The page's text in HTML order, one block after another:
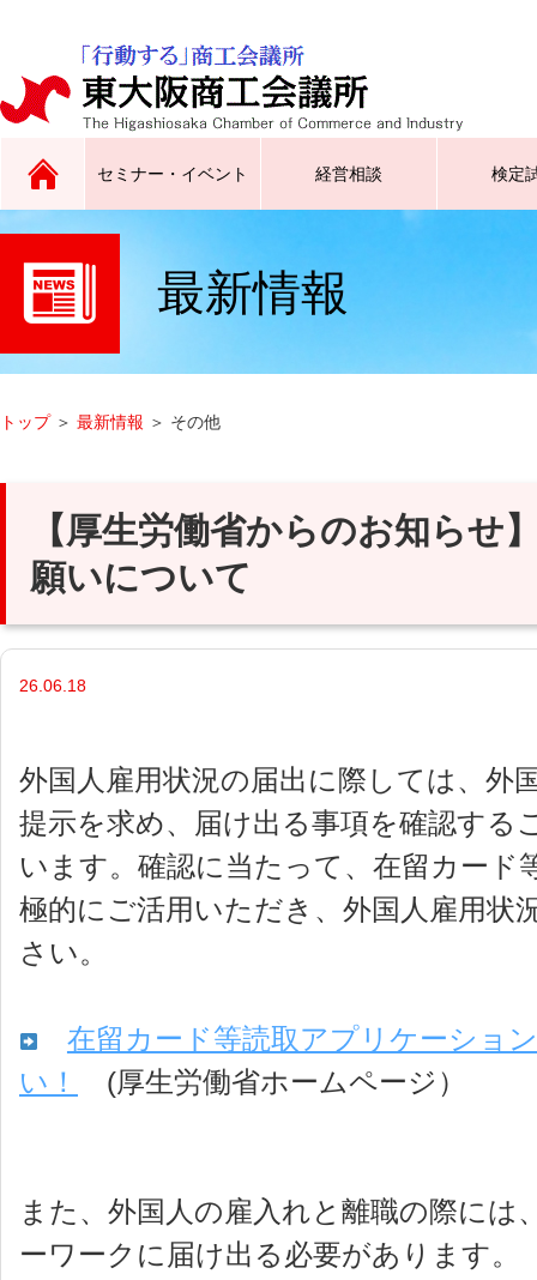
セミナー・イベント 経営相談 検定
原産地証明、インボイス証明、
サイン証明、電子証明書
広告チラシ同封サービスなど
トップス東大阪／東大阪ラグビ
ーグッズ創生クラブなど
合同企業説明会、就職フェスタ
など
最新情報
トップ＞ 最新情報 ＞ その他
【厚生労働省からのお知らせ
願いについて
26.06.18
外国人雇用状況の届出に際しては、外
提示を求め、届け出る事項を確認する
います。確認に当たって、在留カード
極的にご活用いただき、外国人雇用状
さい。
在留カード等読取アプリケーショ
い！
(厚生労働省ホームページ）
また、外国人の雇入れと離職の際には
ーワークに届け出る必要があります。